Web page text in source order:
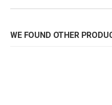
WE FOUND OTHER